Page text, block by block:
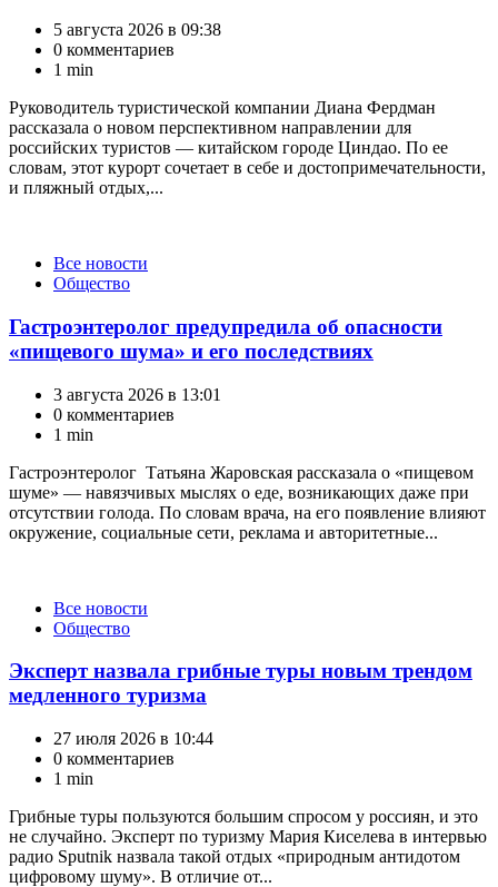
5 августа 2026 в 09:38
0 комментариев
1 min
Руководитель туристической компании Диана Фердман
рассказала о новом перспективном направлении для
российских туристов — китайском городе Циндао. По ее
словам, этот курорт сочетает в себе и достопримечательности,
и пляжный отдых,...
КатегорииВсе новости
Общество
Гастроэнтеролог предупредила об опасности
«пищевого шума» и его последствиях
3 августа 2026 в 13:01
0 комментариев
1 min
Гастроэнтеролог Татьяна Жаровская рассказала о «пищевом
шуме» — навязчивых мыслях о еде, возникающих даже при
отсутствии голода. По словам врача, на его появление влияют
окружение, социальные сети, реклама и авторитетные...
КатегорииВсе новости
Общество
Эксперт назвала грибные туры новым трендом
медленного туризма
27 июля 2026 в 10:44
0 комментариев
1 min
Грибные туры пользуются большим спросом у россиян, и это
не случайно. Эксперт по туризму Мария Киселева в интервью
радио Sputnik назвала такой отдых «природным антидотом
цифровому шуму». В отличие от...